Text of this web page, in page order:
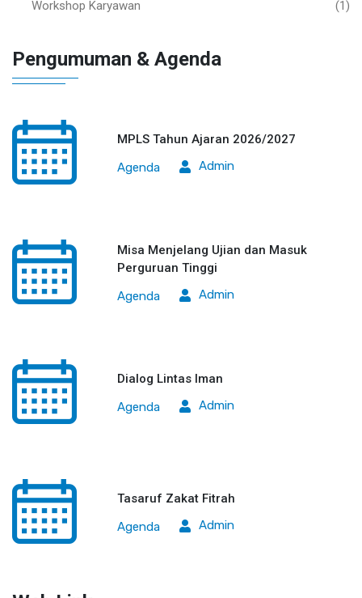
Workshop Karyawan
(1)
Pengumuman & Agenda
MPLS Tahun Ajaran 2026/2027
Agenda
Admin
Misa Menjelang Ujian dan Masuk
Perguruan Tinggi
Agenda
Admin
Dialog Lintas Iman
Agenda
Admin
Tasaruf Zakat Fitrah
Agenda
Admin